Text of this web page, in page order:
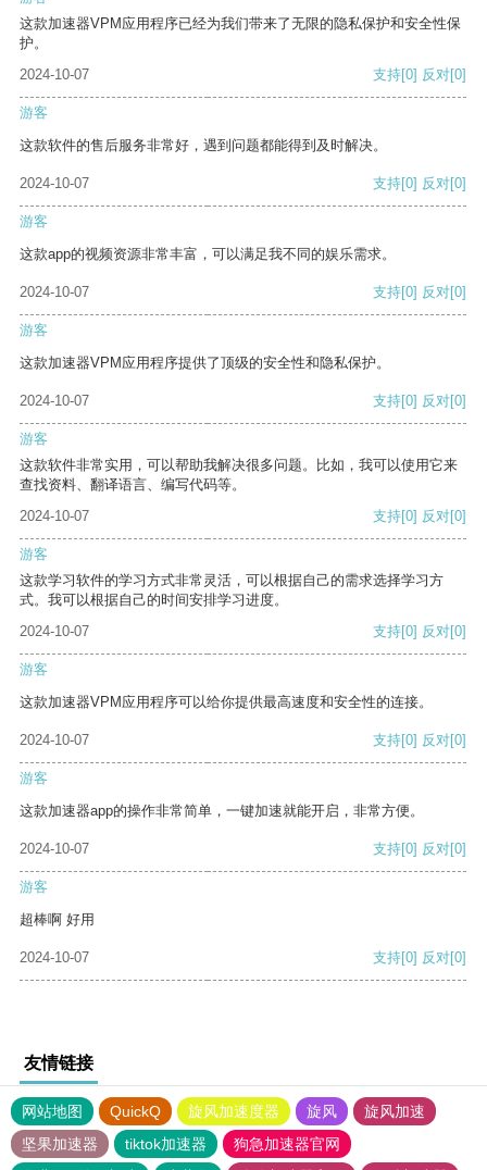
这款加速器VPM应用程序已经为我们带来了无限的隐私保护和安全性保
护。
2024-10-07
支持[0] 反对[0]
游客
这款软件的售后服务非常好，遇到问题都能得到及时解决。
2024-10-07 支持[0] 反对[0]
游客
这款app的视频资源非常丰富，可以满足我不同的娱乐需求。
2024-10-07 支持[0] 反对[0]
游客
这款加速器VPM应用程序提供了顶级的安全性和隐私保护。
2024-10-07 支持[0] 反对[0]
游客
这款软件非常实用，可以帮助我解决很多问题。比如，我可以使用它来
查找资料、翻译语言、编写代码等。
2024-10-07
支持[0] 反对[0]
游客
这款学习软件的学习方式非常灵活，可以根据自己的需求选择学习方
式。我可以根据自己的时间安排学习进度。
2024-10-07
支持[0] 反对[0]
游客
这款加速器VPM应用程序可以给你提供最高速度和安全性的连接。
2024-10-07 支持[0] 反对[0]
游客
这款加速器app的操作非常简单，一键加速就能开启，非常方便。
2024-10-07 支持[0] 反对[0]
游客
超棒啊 好用
2024-10-07 支持[0] 反对[0]
友情链接
网站地图 QuickQ 旋风加速度器 旋风
旋风加速
坚果加速器
tiktok加速器
狗急加速器官网